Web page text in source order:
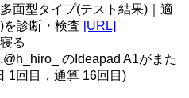
多面型タイプ(テスト結果)｜適
を診断・検査 [URL]
寝る
.@h_hiro_ のIdeapad A1がまた
1回目，通算 16回目)